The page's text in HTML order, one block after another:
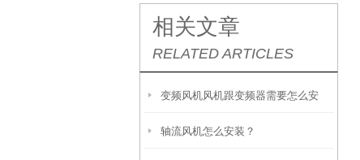
相关文章
RELATED ARTICLES
变频风机风机跟变频器需要怎么安
装，怎么接线
轴流风机怎么安装？